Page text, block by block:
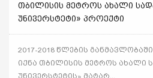
ᲗᲑᲘᲚᲘᲡᲘᲡ ᲛᲔᲢᲠᲝᲡ ᲐᲮᲐᲚᲘ
ᲣᲜᲘᲕᲔᲠᲡᲢᲔᲢᲘ» ᲞᲠᲝᲔᲥᲢᲘ
2017-2018 წლების
იქნა თბილისის მეტროს ახალი
უნივერსტეტის» მატარ...